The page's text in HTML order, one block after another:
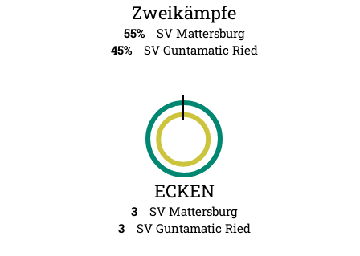
Zweikämpfe
55%
SV Mattersburg
45%
SV Guntamatic Ried
ECKEN
3
SV Mattersburg
3
SV Guntamatic Ried